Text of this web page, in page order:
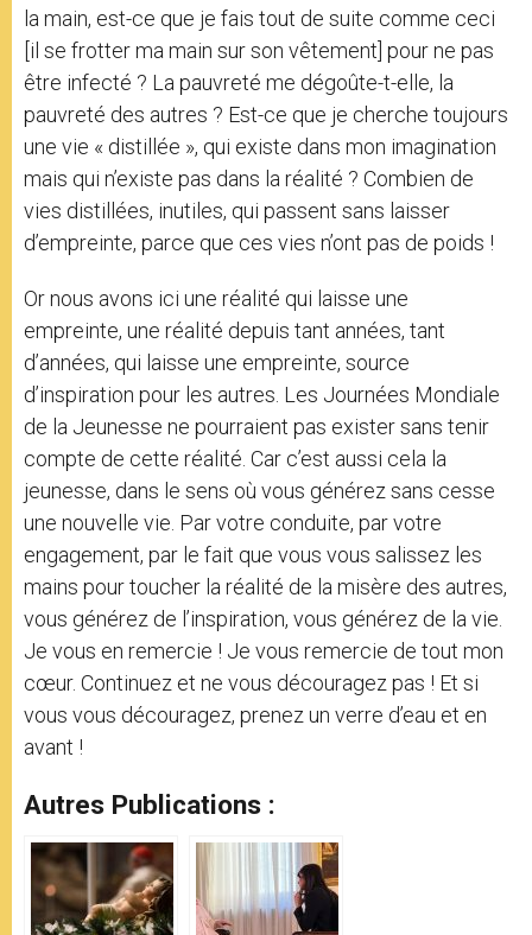
la main, est-ce que je fais tout de suite comme ceci
[il se frotter ma main sur son vêtement] pour ne pas
être infecté ? La pauvreté me dégoûte-t-elle, la
pauvreté des autres ? Est-ce que je cherche toujours
une vie « distillée », qui existe dans mon imagination
mais qui n’existe pas dans la réalité ? Combien de
vies distillées, inutiles, qui passent sans laisser
d’empreinte, parce que ces vies n’ont pas de poids !
Or nous avons ici une réalité qui laisse une
empreinte, une réalité depuis tant années, tant
d’années, qui laisse une empreinte, source
d’inspiration pour les autres. Les Journées Mondiale
de la Jeunesse ne pourraient pas exister sans tenir
compte de cette réalité. Car c’est aussi cela la
jeunesse, dans le sens où vous générez sans cesse
une nouvelle vie. Par votre conduite, par votre
engagement, par le fait que vous vous salissez les
mains pour toucher la réalité de la misère des autres,
vous générez de l’inspiration, vous générez de la vie.
Je vous en remercie ! Je vous remercie de tout mon
cœur. Continuez et ne vous découragez pas ! Et si
vous vous découragez, prenez un verre d’eau et en
avant !
Autres Publications :